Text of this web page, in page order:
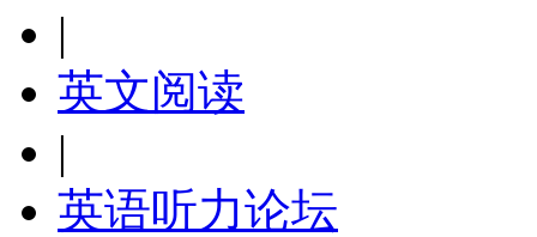
|
英文阅读
|
英语听力论坛